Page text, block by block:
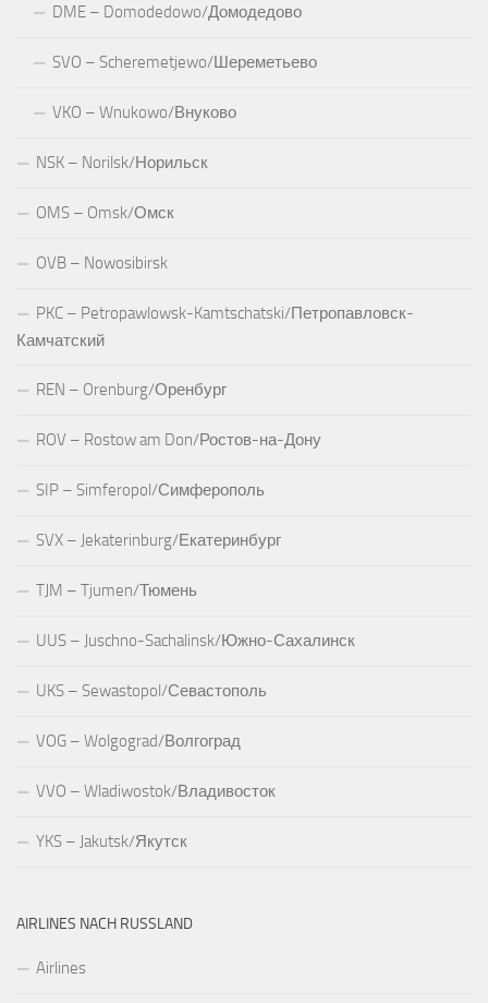
DME – Domodedowo/Домодедово
SVO – Scheremetjewo/Шереметьево
VKO – Wnukowo/Внуково
NSK – Norilsk/Норильск
OMS – Omsk/Омск
OVB – Nowosibirsk
PKC – Petropawlowsk-Kamtschatski/Петропавловск-
Камчатский
REN – Orenburg/Оренбург
ROV – Rostow am Don/Ростов-на-Дону
SIP – Simferopol/Симферополь
SVX – Jekaterinburg/Екатеринбург
TJM – Tjumen/Тюмень
UUS – Juschno-Sachalinsk/Южно-Сахалинск
UKS – Sewastopol/Севастополь
VOG – Wolgograd/Волгоград
VVO – Wladiwostok/Владивосток
YKS – Jakutsk/Якутск
AIRLINES NACH RUSSLAND
Airlines